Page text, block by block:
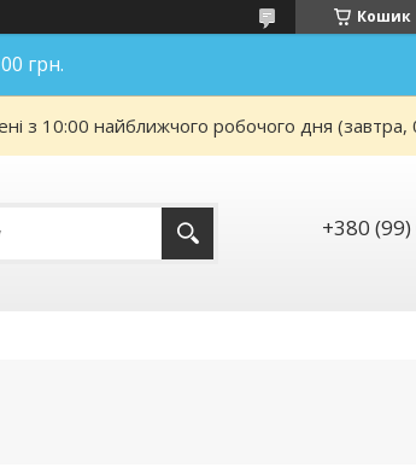
Кошик
грн.
з 10:00 найближчого робочого дня (завтра,
+380